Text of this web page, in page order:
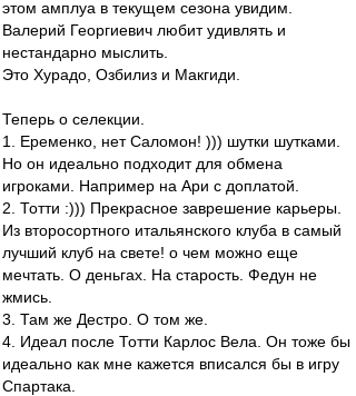
этом амплуа в текущем сезона увидим.
Валерий Георгиевич любит удивлять и
нестандарно мыслить.
Это Хурадо, Озбилиз и Макгиди.
Теперь о селекции.
1. Еременко, нет Саломон! ))) шутки шутками.
Но он идеально подходит для обмена
игроками. Например на Ари с доплатой.
2. Тотти :))) Прекрасное заврешение карьеры.
Из второсортного итальянского клуба в самый
лучший клуб на свете! о чем можно еще
мечтать. О деньгах. На старость. Федун не
жмись.
3. Там же Дестро. О том же.
4. Идеал после Тотти Карлос Вела. Он тоже бы
идеально как мне кажется вписался бы в игру
Спартака.